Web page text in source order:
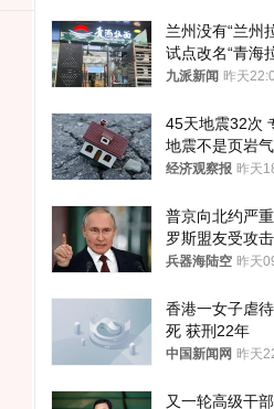
兰州没有“兰州
试点改名“青海
家改名已两年
九派新闻 昨天
45天地震32次
地震不是页岩
经济观察报 昨天
普京向北约严
罗斯盟友受攻击
用核武器保护
兵器海陆空 昨天
香港一女子虐
死 获刑22年
中国新闻网 昨天
又一轮高级干